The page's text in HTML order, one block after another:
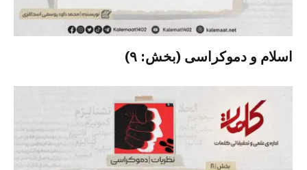
اسلام و دموکراسی (بخش: ۹)